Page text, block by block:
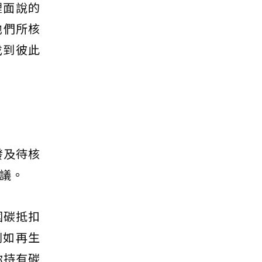
說的
所核
彼此
待核
。
抵扣
再生
有碳